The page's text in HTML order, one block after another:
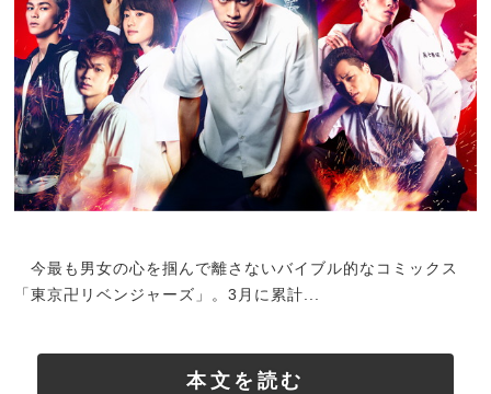
今最も男女の心を掴んで離さないバイブル的なコミックス
「東京卍リベンジャーズ」。3月に累計...
本文を読む